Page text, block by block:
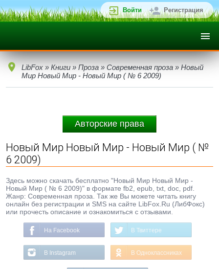
Войти Регистрация
LibFox » Книги » Проза » Современная проза » Новый
Мир Новый Мир - Новый Мир ( № 6 2009)
Авторские права
Новый Мир Новый Мир - Новый Мир ( №
6 2009)
Здесь можно скачать бесплатно "Новый Мир Новый Мир -
Новый Мир ( № 6 2009)" в формате fb2, epub, txt, doc, pdf.
Жанр: Современная проза. Так же Вы можете читать книгу
онлайн без регистрации и SMS на сайте LibFox.Ru (ЛибФокс)
или прочесть описание и ознакомиться с отзывами.
На Facebook В Твиттере
В Instagram В Одноклассниках